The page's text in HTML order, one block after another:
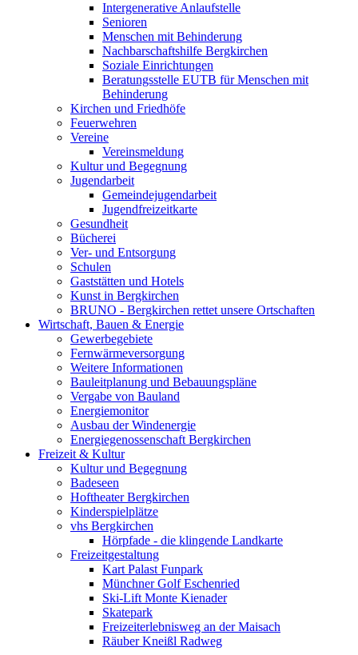
Intergenerative Anlaufstelle
Senioren
Menschen mit Behinderung
Nachbarschaftshilfe Bergkirchen
Soziale Einrichtungen
Beratungsstelle EUTB für Menschen mit
Behinderung
Kirchen und Friedhöfe
Feuerwehren
Vereine
Vereinsmeldung
Kultur und Begegnung
Jugendarbeit
Gemeindejugendarbeit
Jugendfreizeitkarte
Gesundheit
Bücherei
Ver- und Entsorgung
Schulen
Gaststätten und Hotels
Kunst in Bergkirchen
BRUNO - Bergkirchen rettet unsere Ortschaften
Wirtschaft, Bauen & Energie
Gewerbegebiete
Fernwärmeversorgung
Weitere Informationen
Bauleitplanung und Bebauungspläne
Vergabe von Bauland
Energiemonitor
Ausbau der Windenergie
Energiegenossenschaft Bergkirchen
Freizeit & Kultur
Kultur und Begegnung
Badeseen
Hoftheater Bergkirchen
Kinderspielplätze
vhs Bergkirchen
Hörpfade - die klingende Landkarte
Freizeitgestaltung
Kart Palast Funpark
Münchner Golf Eschenried
Ski-Lift Monte Kienader
Skatepark
Freizeiterlebnisweg an der Maisach
Räuber Kneißl Radweg